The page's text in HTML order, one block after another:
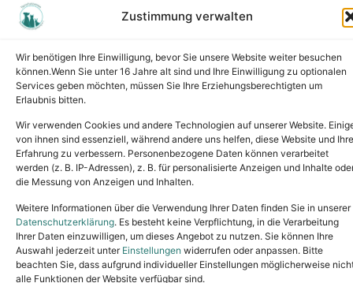
Zustimmung verwalten
Wir benötigen Ihre Einwilligung, bevor Sie unsere Website weiter besuchen
können.Wenn Sie unter 16 Jahre alt sind und Ihre Einwilligung zu optionalen
Services geben möchten, müssen Sie Ihre Erziehungsberechtigten um
Erlaubnis bitten.
Wir verwenden Cookies und andere Technologien auf unserer Website.
von ihnen sind essenziell, während andere uns helfen, diese Website und Ihre
Erfahrung zu verbessern. Personenbezogene Daten können verarbeitet
werden (z. B. IP-Adressen), z. B. für personalisierte Anzeigen und Inhalte
die Messung von Anzeigen und Inhalten.
Weitere Informationen über die Verwendung Ihrer Daten finden Sie in unserer
Datenschutzerklärung. Es besteht keine Verpflichtung, in die Verarbeitung
Ihrer Daten einzuwilligen, um dieses Angebot zu nutzen. Sie können Ihre
Auswahl jederzeit unter Einstellungen widerrufen oder anpassen. Bitte
beachten Sie, dass aufgrund individueller Einstellungen möglicherweise
alle Funktionen der Website verfügbar sind.
Satzung
Copyright © 2024. All rights reserved.
Tel.: (02631) 55356buero@tierheim-neuwied.de
Ludwigshof 1, 56567 Neuwied